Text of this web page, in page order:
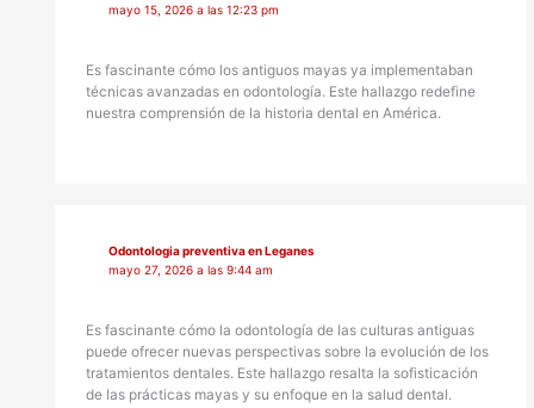
mayo 15, 2026 a las 12:23 pm
Es fascinante cómo los antiguos mayas ya implementaban
técnicas avanzadas en odontología. Este hallazgo redefine
nuestra comprensión de la historia dental en América.
Odontologia preventiva en Leganes
mayo 27, 2026 a las 9:44 am
Es fascinante cómo la odontología de las culturas antiguas
puede ofrecer nuevas perspectivas sobre la evolución de los
tratamientos dentales. Este hallazgo resalta la sofisticación
de las prácticas mayas y su enfoque en la salud dental.